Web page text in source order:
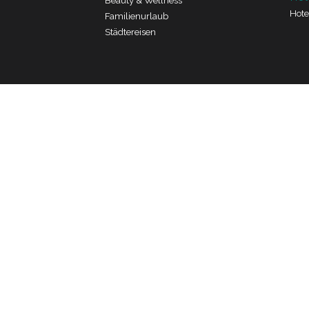
Familienurlaub
Städtereisen